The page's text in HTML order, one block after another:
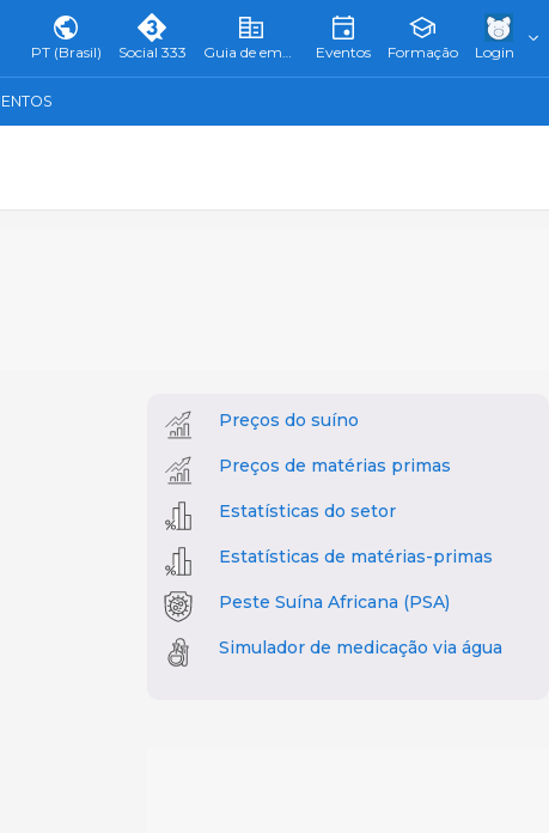
PT (Brasil) Social 333 Guia de empresas Eventos Formação Login
Preços do suíno
Preços de matérias primas
Estatísticas do setor
Estatísticas de matérias-primas
Peste Suína Africana (PSA)
Simulador de medicação via água